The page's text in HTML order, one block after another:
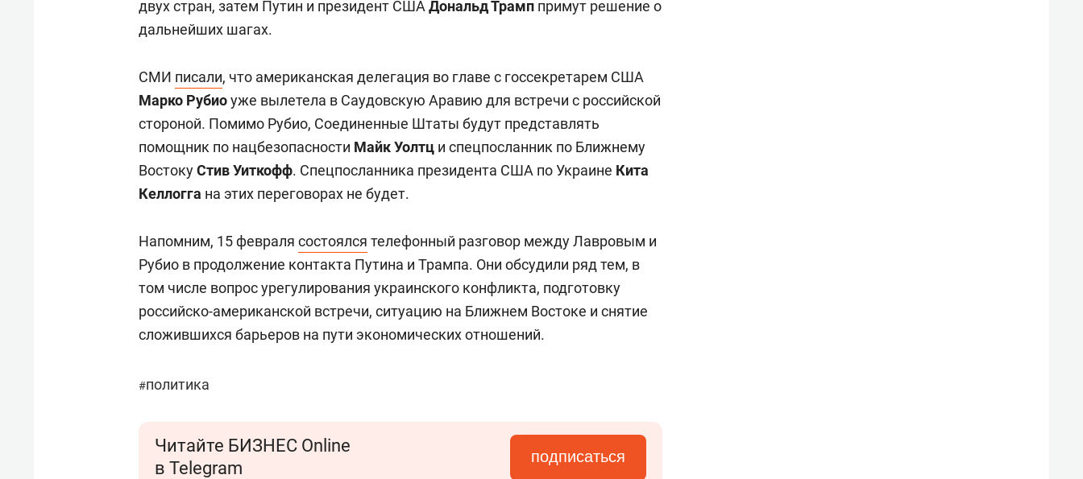
двух стран, затем Путин и президент США Дональд Трамп примут решение о
дальнейших шагах.
СМИ писали, что американская делегация во главе с госсекретарем США
Марко Рубиоуже вылетела в Саудовскую Аравию для встречи с российской
стороной. Помимо Рубио, Соединенные Штаты будут представлять
помощник по нацбезопасности Майк Уолтц и спецпосланник по Ближнему
ВостокуСтив Уиткофф. Спецпосланника президента США по Украине Кита
Келлогга на этих переговорах не будет.
Напомним, 15 февраля состоялся телефонный разговор между Лавровым и
Рубио в продолжение контакта Путина и Трампа. Они обсудили ряд тем, в
том числе вопрос урегулирования украинского конфликта, подготовку
российско-американской встречи, ситуацию на Ближнем Востоке и снятие
сложившихся барьеров на пути экономических отношений.
#политика
Читайте БИЗНЕС Online
в Telegram
подписаться